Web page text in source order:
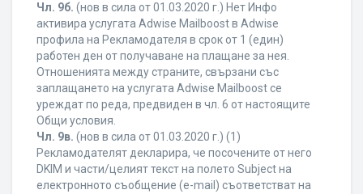
Чл. 9б. (нов в сила от 01.03.2020 г.) Нет Инфо
активира услугата Adwise Mailboost в Adwise
профила на Рекламодателя в срок от 1 (един)
работен ден от получаване на плащане за нея.
Отношенията между страните, свързани със
заплащането на услугата Adwise Mailboost се
уреждат по реда, предвиден в чл. 6 от настоящите
Общи условия.
Чл. 9в. (нов в сила от 01.03.2020 г.) (1)
Рекламодателят декларира, че посочените от него
DKIM и части/целият текст на полето Subject на
електронното съобщение (e-mail) съответстват на